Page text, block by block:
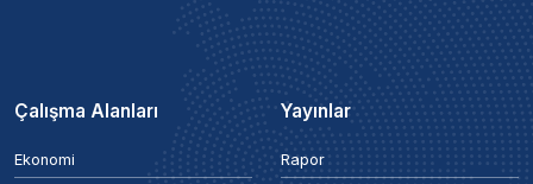
Çalışma Alanları
Ekonomi
Yayınlar
Rapor